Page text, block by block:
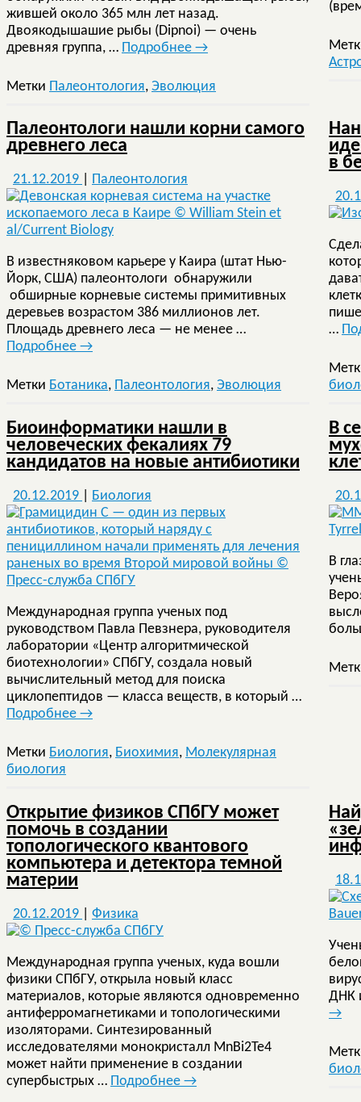
жившей около 365 млн лет назад.
Двоякодышашие рыбы (Dipnoi) — очень
древняя группа, … Подробнее →
Метки Палеонтология, Эволюция
Палеонтологи нашли корни самого
древнего леса
21.12.2019 Палеонтология
В известняковом карьере у Каира (штат Нью-
Йорк, США) палеонтологи обнаружили
обширные корневые системы примитивных
деревьев возрастом 386 миллионов лет.
Площадь древнего леса — не менее …
Подробнее →
Метки Ботаника, Палеонтология, Эволюция
в
…
Биоинформатики нашли в
человеческих фекалиях 79
кандидатов на новые антибиотики
20.12.2019 Биология
Международная группа ученых под
руководством Павла Певзнера, руководителя
лаборатории «Центр алгоритмической
биотехнологии» СПбГУ, создала новый
вычислительный метод для поиска
циклопептидов — класса веществ, в который …
Подробнее →
Метки Биология, Биохимия, Молекулярная
биология
В
В
Открытие физиков СПбГУ может
помочь в создании
топологического квантового
компьютера и детектора темной
материи
20.12.2019 Физика
Международная группа ученых, куда вошли
физики СПбГУ, открыла новый класс
материалов, которые являются одновременно
антиферромагнетиками и топологическими
изоляторами. Синтезированный
исследователями монокристалл MnBi2Te4
может найти применение в создании
супербыстрых … Подробнее →
ДНК
→